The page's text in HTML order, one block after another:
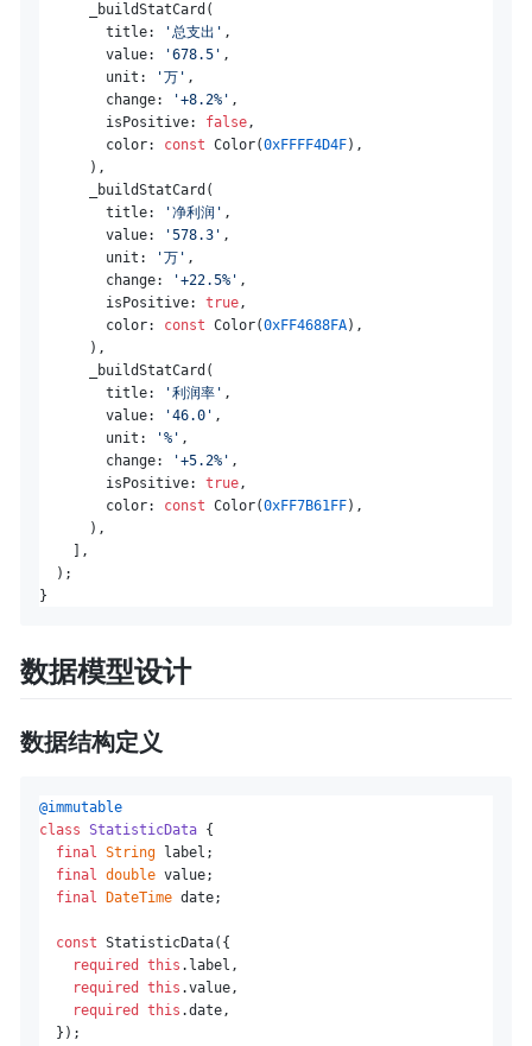
      _buildStatCard(
        title:
'总支出' ,
        value:
'678.5' ,
        unit:
'万' ,
        change:
'+8.2%' ,
        isPositive:
false,
        color:
const Color(0xFFFF4D4F),
      ),
      _buildStatCard(
        title:
'净利润' ,
        value:
'578.3' ,
        unit:
'万' ,
        change:
'+22.5%' ,
        isPositive:
true,
        color:
const Color(0xFF4688FA),
      ),
      _buildStatCard(
        title:
'利润率' ,
        value:
'46.0' ,
        unit:
'%' ,
        change:
'+5.2%' ,
        isPositive:
true,
        color:
const Color(0xFF7B61FF),
      ),
    ],
  );
数据模型设计
数据结构定义
@immutable
class StatisticData {
final String label;
final double value;
final
DateTime date;
const StatisticData({
required
this .label,
required
this .value,
required
this .date,
  });